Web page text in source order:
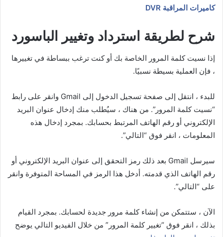
كاميرات المراقبة DVR
شرح لطريقة استرداد وتغيير الباسورد
إذا نسيت كلمة المرور الخاصة بك أو كنت ترغب ببساطة في تغييرها
، فإن العملية بسيطة نسبيًا.
للبدء ، انتقل إلى صفحة تسجيل الدخول إلى Gmail وانقر على رابط
“نسيت كلمة المرور”. من هناك ، سيُطلب منك إدخال عنوان البريد
الإلكتروني أو رقم الهاتف المرتبط بحسابك. بمجرد إدخال هذه
المعلومات ، انقر فوق “التالي”.
سيرسل Gmail بعد ذلك رمز التحقق إلى عنوان البريد الإلكتروني أو
رقم الهاتف الذي قدمته. أدخل هذا الرمز في المساحة المتوفرة وانقر
على “التالي”.
الآن ، ستتمكن من إنشاء كلمة مرور جديدة لحسابك. بمجرد القيام
بذلك ، انقر فوق “تغيير كلمة المرور” من خلال الفيديو التالي يوضح